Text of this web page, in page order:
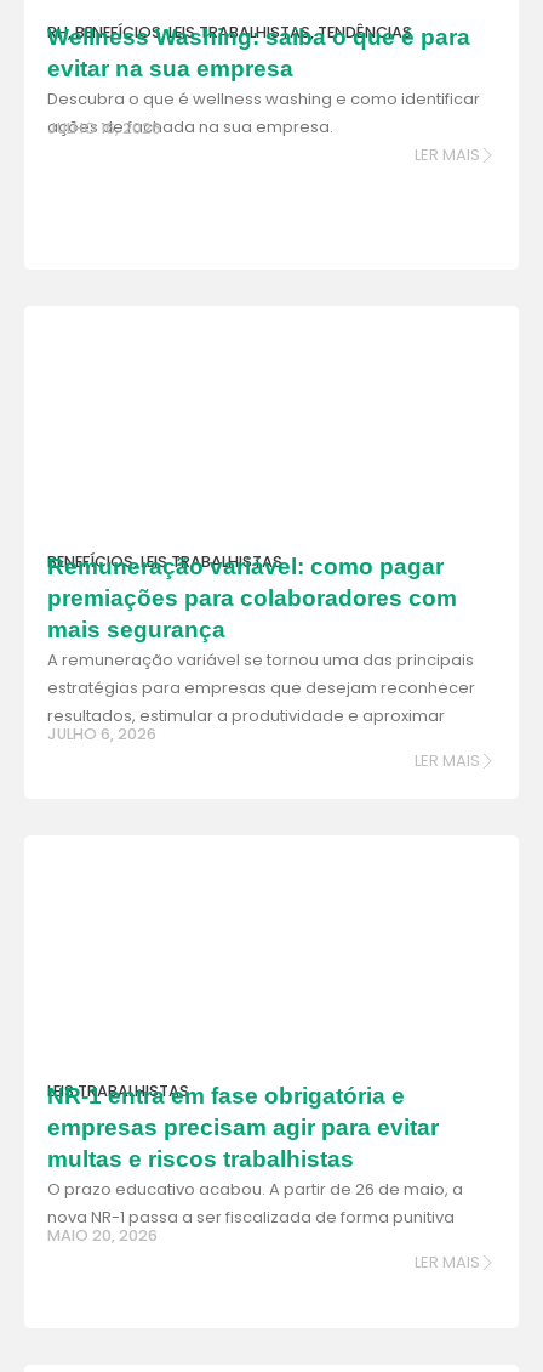
RH,BENEFÍCIOS,LEIS TRABALHISTAS,TENDÊNCIAS
Wellness Washing: saiba o que é para
evitar na sua empresa
Descubra o que é wellness washing e como identificar
ações de fachada na sua empresa.
JULHO 16, 2026
LER MAIS
BENEFÍCIOS,LEIS TRABALHISTAS
Remuneração variável: como pagar
premiações para colaboradores com
mais segurança
A remuneração variável se tornou uma das principais
estratégias para empresas que desejam reconhecer
resultados, estimular a produtividade e aproximar
JULHO 6, 2026
LER MAIS
LEIS TRABALHISTAS
NR-1 entra em fase obrigatória e
empresas precisam agir para evitar
multas e riscos trabalhistas
O prazo educativo acabou. A partir de 26 de maio, a
nova NR-1 passa a ser fiscalizada de forma punitiva
MAIO 20, 2026
LER MAIS